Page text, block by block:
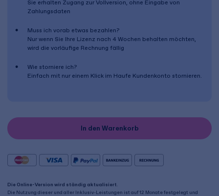
Sie erhalten Zugang zur Vollversion, ohne Eingabe von
Zahlungsdaten
Muss ich vorab etwas bezahlen?
Nur wenn Sie Ihre Lizenz nach 4 Wochen behalten möchten,
wird die vorläufige Rechnung fällig
Wie storniere ich?
Einfach mit nur einem Klick im Haufe Kundenkonto stornieren.
In den Warenkorb
Die Online-Version wird ständig aktualisiert
Die Nutzung dieser und aller Inklusiv-Leistungen ist auf 12 Monate festgelegt und